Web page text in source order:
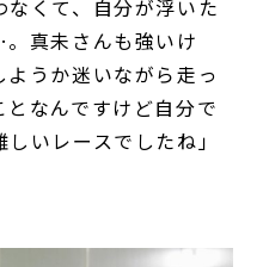
くて、自分が浮いた
真未さんも強いけ
うか迷いながら走っ
なんですけど自分で
いレースでしたね」